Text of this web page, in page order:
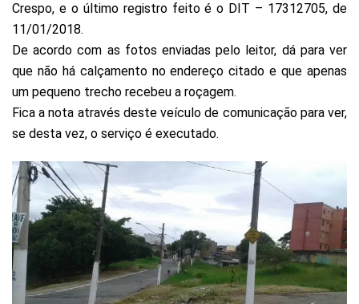
Crespo, e o último registro feito é o DIT – 17312705, de
11/01/2018.
De acordo com as fotos enviadas pelo leitor, dá para ver
que não há calçamento no endereço citado e que apenas
um pequeno trecho recebeu a roçagem.
Fica a nota através deste veículo de comunicação para ver,
se desta vez, o serviço é executado.